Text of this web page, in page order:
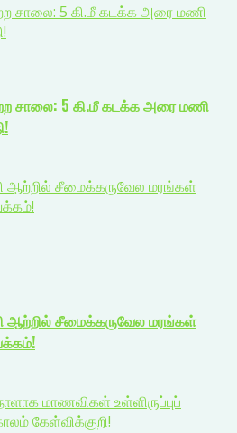
சாலை: 5 கி.மீ கடக்க அரை மணி
சாலை: 5 கி.மீ கடக்க அரை மணி
ஆற்றில் சீமைக்கருவேல மரங்கள்
ஆற்றில் சீமைக்கருவேல மரங்கள்
மாணவிகள் உள்ளிருப்புப்
கேள்விக்குறி!